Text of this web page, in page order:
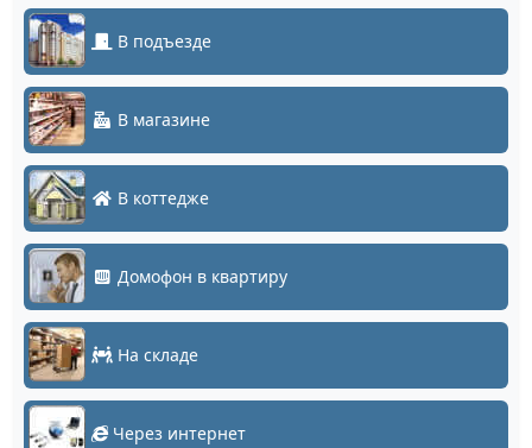
В подъезде
В магазине
В коттедже
Домофон в квартиру
На складе
Через интернет